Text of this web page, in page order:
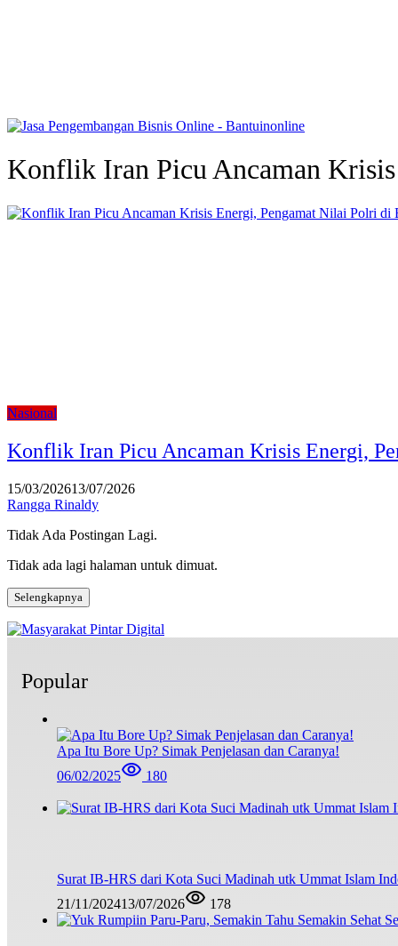
Konflik Iran Picu Ancaman
Nasional
Konflik Iran Picu Ancaman Krisis Energi,
15/03/202613/07/2026
Rangga Rinaldy
Tidak Ada Postingan Lagi.
Tidak ada lagi halaman untuk dimuat.
Selengkapnya
Popular
Apa Itu Bore Up? Simak Penjelasan dan Caranya!
06/02/2025
180
Surat IB-HRS dari Kota Suci Madinah utk Ummat Islam
21/11/202413/07/2026 178